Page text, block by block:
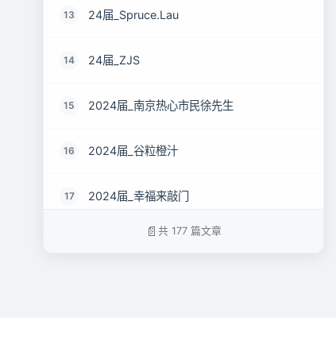
13 24届_Spruce.Lau
14 24届_ZJS
15 2024届_南京热心市民徐先生
16 2024届_谷粒橙汁
17 2024届_幸福来敲门
共 177 篇文章